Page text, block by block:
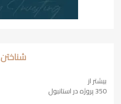
شناختن
بیشتر از
350 پروژه در استانبول